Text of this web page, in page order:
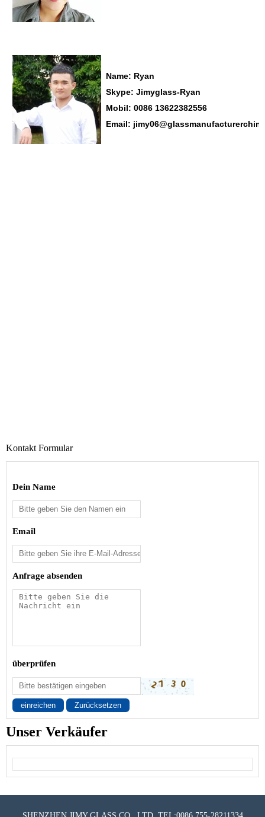
Name: Ryan
Skype: Jimyglass-Ryan
Mobil: 0086 13622382556
Email:
Kontakt Formular
Dein Name
Email
Anfrage absenden
überprüfen
einreichen Zurücksetzen
Unser Verkäufer